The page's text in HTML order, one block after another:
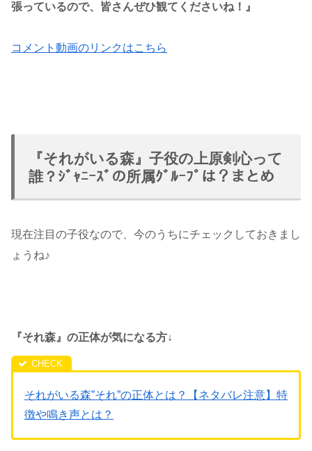
張っているので、皆さんぜひ観てくださいね！』
コメント動画のリンクはこちら
『それがいる森』子役の上原剣心って
誰？ｼﾞｬﾆｰｽﾞの所属ｸﾞﾙｰﾌﾟは？まとめ
現在注目の子役なので、今のうちにチェックしておきまし
ょうね♪
『それ森』の正体が気になる方↓
それがいる森”それ”の正体とは？【ネタバレ注意】特
徴や鳴き声とは？